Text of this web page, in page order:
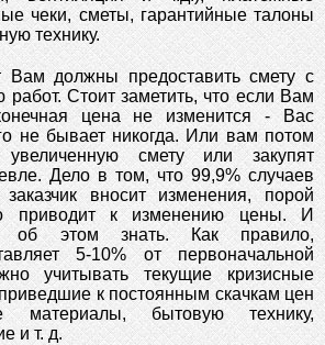
чеки, сметы, гарантийные талоны
технику.
Вам должны предоставить смету с
работ. Стоит заметить, что если Вам
цена не изменится - Вас
не бывает никогда. Или вам потом
смету или закупят
Дело в том, что 99,9% случаев
вносит изменения, порой
приводит к изменению цены. И
об этом знать. Как правило,
5-10% от первоначальной
учитывать текущие кризисные
к постоянным скачкам цен
материалы, бытовую технику,
и т. д.